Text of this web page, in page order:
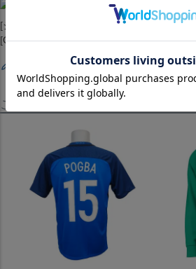
[ジャージ][ユニホーム][2019/20 Replica
[Green(3rd)][Rマドリード/レアル/Rマドリ
レビューを書く
この商品を見たお客様はこちらも